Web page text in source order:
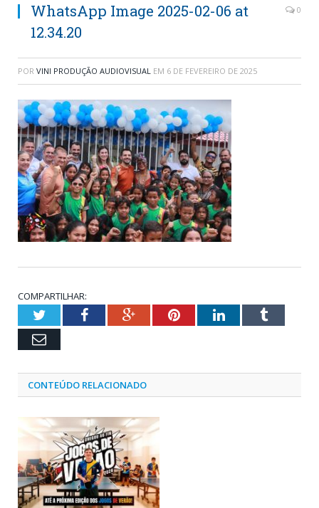
WhatsApp Image 2025-02-06 at
12.34.20
0
POR VINI PRODUÇÃO AUDIOVISUAL EM 6 DE FEVEREIRO DE 2025
COMPARTILHAR:
TwitterFacebookGoogle+PinterestLinkedInTumblr
Email
CONTEÚDO RELACIONADO